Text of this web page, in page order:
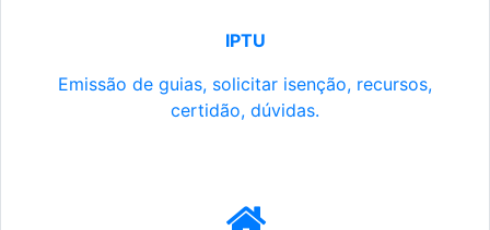
IPTU
Emissão de guias, solicitar isenção, recursos,
certidão, dúvidas.